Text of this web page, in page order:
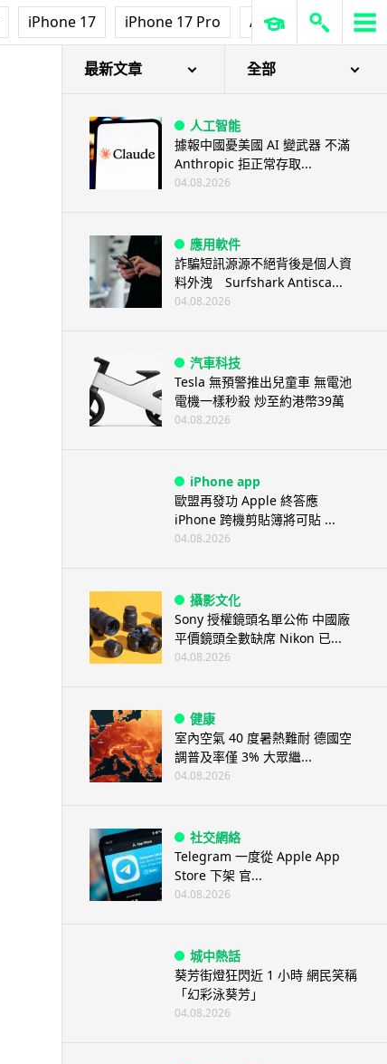
iPhone 17 iPhone 17 Pro AirPods Pro 3
最新文章 全部
人工智能
據報中國憂美國 AI 變武器 不滿
Anthropic 拒正常存取...
04.08.2026
應用軟件
詐騙短訊源源不絕背後是個人資
料外洩 Surfshark Antisca...
04.08.2026
汽車科技
Tesla 無預警推出兒童車 無電池
電機一樣秒殺 炒至約港幣39萬
04.08.2026
iPhone app
歐盟再發功 Apple 終答應
iPhone 跨機剪貼簿將可貼 ...
04.08.2026
攝影文化
Sony 授權鏡頭名單公佈 中國廠
平價鏡頭全數缺席 Nikon 已...
04.08.2026
健康
室內空氣 40 度暑熱難耐 德國空
調普及率僅 3% 大眾繼...
04.08.2026
社交網絡
Telegram 一度從 Apple App
Store 下架 官...
04.08.2026
城中熱話
葵芳街燈狂閃近 1 小時 網民笑稱
「幻彩泳葵芳」
04.08.2026